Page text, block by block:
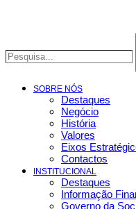
SOBRE NÓS
Destaques
Negócio
História
Valores
Eixos
Contactos
INSTITUCIONAL
Destaques
Informação
Governo da